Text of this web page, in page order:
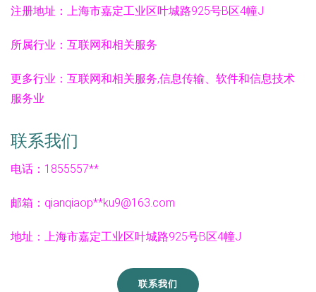
注册地址： 上海市嘉定工业区叶城路925号B区4幢J
所属行业： 互联网和相关服务
更多行业： 互联网和相关服务,信息传输、软件和信息技术
服务业
联系我们
电话：1855557**
邮箱：qianqiaop**ku9@163.com
地址：上海市嘉定工业区叶城路925号B区4幢J
联系我们